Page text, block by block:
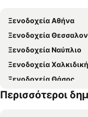
Ξενοδοχεία Αθήνα
Ξενοδοχεία
Ξενοδοχεία Ναύπλιο
Ξενοδοχεία Χαλκιδική
Ξενοδοχεία Θάσος
Ξενοδοχεία Ζάκυνθος
Περισσότεροι